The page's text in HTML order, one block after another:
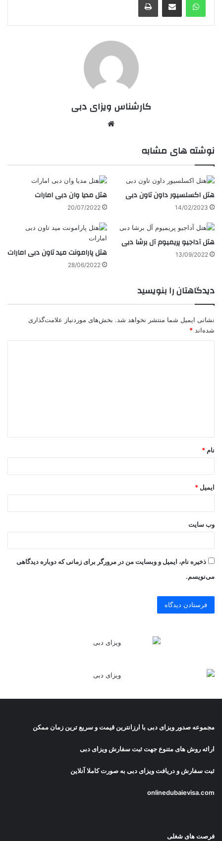
کارشناس ویزای دبی
نوشته های مشابه
هتل اکسلسیور داون تاون دبی
14/02/2023
هتل مدیا وان دبی امارات
20/07/2022
هتل آداجیو پریمیوم آل برشا دبی
13/09/2022 هتل پارامونت مید تاون دبی امارات
28/06/2022
دیدگاهتان را بنویسید
نشانی ایمیل شما منتشر نخواهد شد. بخش‌های موردنیاز علامت‌گذاری
شده‌اند *
*
نام *
ایمیل *
وب‌ سایت
ذخیره نام، ایمیل و وبسایت من در مرورگر برای زمانی که دوباره دیدگاهی
می‌نویسم.
مجموعه صدور ویزای دبی با ارزانترین قیمت و سریع ترین زمان ممکن
ارائه روش های متنوع جهت ثبت سفارش ویزای دبی
ثبت سفارش و دریافتویزای دبی به صورت کاملا آنلاین
onlinedubaievisa.com
فرصت های شغلی